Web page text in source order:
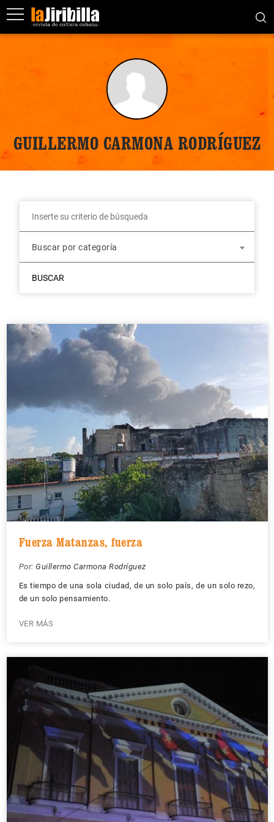
GUILLERMO CARMONA RODRÍGUEZ
Buscar por categoría
BUSCAR
Fuerza Matanzas, fuerza
Por: Guillermo Carmona Rodríguez
Es tiempo de una sola ciudad, de un solo país, de un solo rezo,
de un solo pensamiento.
VER MÁS